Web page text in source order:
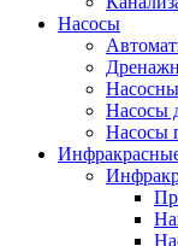
Насосы
Насосы
Насосы